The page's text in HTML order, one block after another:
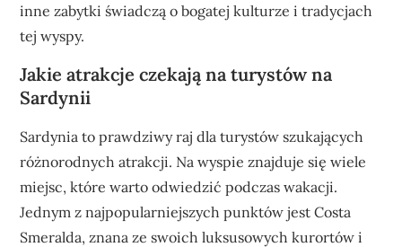
inne zabytki świadczą o bogatej kulturze i tradycjach
tej wyspy.
Jakie atrakcje czekają na turystów na
Sardynii
Sardynia to prawdziwy raj dla turystów szukających
różnorodnych atrakcji. Na wyspie znajduje się wiele
miejsc, które warto odwiedzić podczas wakacji.
Jednym z najpopularniejszych punktów jest Costa
Smeralda, znana ze swoich luksusowych kurortów i